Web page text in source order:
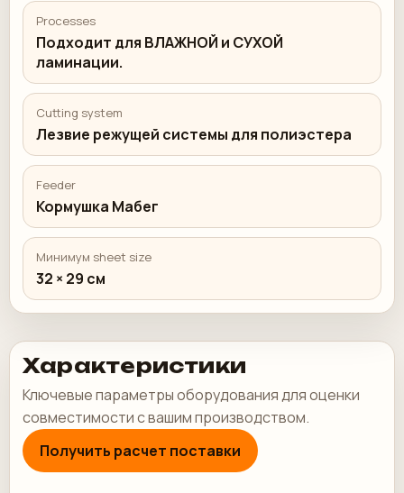
Processes
Подходит для ВЛАЖНОЙ и СУХОЙ
ламинации.
Cutting system
Лезвие режущей системы для полиэстера
Feeder
Кормушка Мабег
Минимум sheet size
32 × 29 см
Характеристики
Ключевые параметры оборудования для оценки
совместимости с вашим производством.
Получить расчет поставки